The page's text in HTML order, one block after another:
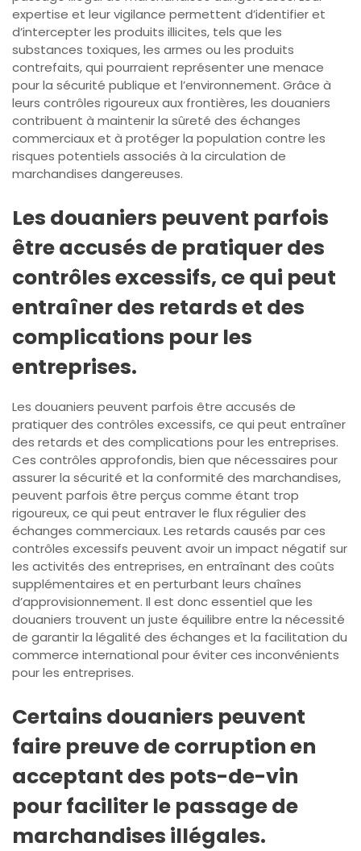
expertise et leur vigilance permettent d’identifier et
d’intercepter les produits illicites, tels que les
substances toxiques, les armes ou les produits
contrefaits, qui pourraient représenter une menace
pour la sécurité publique et l’environnement. Grâce à
leurs contrôles rigoureux aux frontières, les douaniers
contribuent à maintenir la sûreté des échanges
commerciaux et à protéger la population contre les
risques potentiels associés à la circulation de
marchandises dangereuses.
Les douaniers peuvent parfois
être accusés de pratiquer des
contrôles excessifs, ce qui peut
entraîner des retards et des
complications pour les
entreprises.
Les douaniers peuvent parfois être accusés de
pratiquer des contrôles excessifs, ce qui peut entraîner
des retards et des complications pour les entreprises.
Ces contrôles approfondis, bien que nécessaires pour
assurer la sécurité et la conformité des marchandises,
peuvent parfois être perçus comme étant trop
rigoureux, ce qui peut entraver le flux régulier des
échanges commerciaux. Les retards causés par ces
contrôles excessifs peuvent avoir un impact négatif sur
les activités des entreprises, en entraînant des coûts
supplémentaires et en perturbant leurs chaînes
d’approvisionnement. Il est donc essentiel que les
douaniers trouvent un juste équilibre entre la nécessité
de garantir la légalité des échanges et la facilitation du
commerce international pour éviter ces inconvénients
pour les entreprises.
Certains douaniers peuvent
faire preuve de corruption en
acceptant des pots-de-vin
pour faciliter le passage de
marchandises illégales.